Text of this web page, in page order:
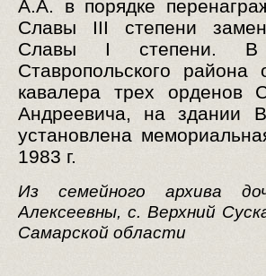
А.А. в порядке
Славы III степени
Славы I степени. В
Ставропольского
кавалера трех орденов
Андреевича, на здании
установлена
1983 г.
Из семейного архива
Алексеевны, с. Верхний
Самарской области